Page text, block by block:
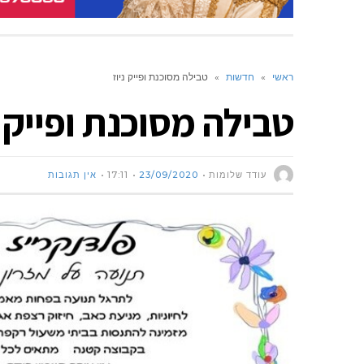
ראשי » חדשות » טבילה מסוכנת ופייק ניוז
טבילה מסוכנת ופייק
עודד שלומות 23/09/2020
17:11 אין תגובות